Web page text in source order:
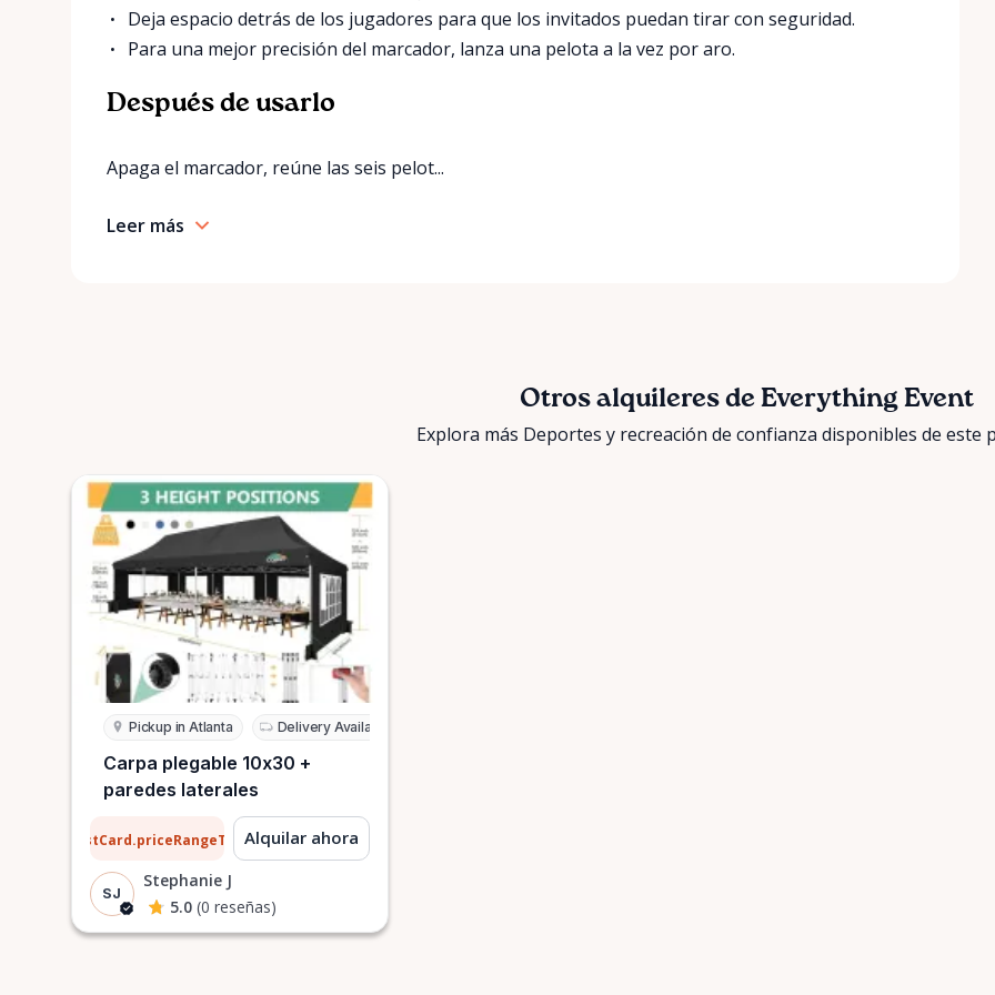
Deja espacio detrás de los jugadores para que los invitados puedan tirar con seguridad.
Para una mejor precisión del marcador, lanza una pelota a la vez por aro.
Después de usarlo
Apaga el marcador, reúne las seis pelot...
Leer más
Otros alquileres de Everything Event
Explora más Deportes y recreación de confianza disponibles de este
Carpa plegable 10x30 +
paredes laterales
Pickup in Atlanta Delivery Available
ListCard.priceRangeTo por día
Alquilar ahora
SJ
Stephanie J
5.0 (0 reseñas)